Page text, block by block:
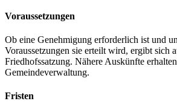
Voraussetzungen
Ob eine Genehmigung erforderlich ist und
Voraussetzungen sie erteilt wird, ergibt sich
Friedhofssatzung. Nähere Auskünfte
Gemeindeverwaltung.
Fristen